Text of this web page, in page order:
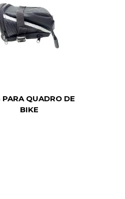
PARA QUADRO DE
BIKE